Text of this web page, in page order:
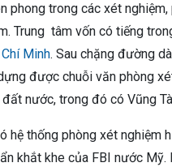
phong trong các xét nghiệm,
Trung tâm vốn có tiếng
Minh. Sau chặng đường
được chuỗi văn phòng
nước, trong đó có Vũng
hệ thống phòng xét nghiệm
khắt khe của FBI nước Mỹ.